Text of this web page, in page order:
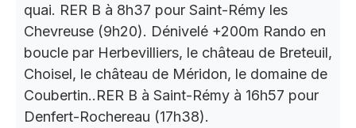
quai. RER B à 8h37 pour Saint-Rémy les
Chevreuse (9h20). Dénivelé +200m Rando en
boucle par Herbevilliers, le château de Breteuil,
Choisel, le château de Méridon, le domaine de
Coubertin..RER B à Saint-Rémy à 16h57 pour
Denfert-Rochereau (17h38).